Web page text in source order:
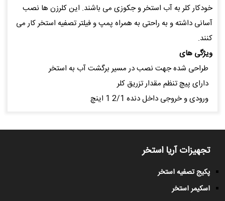
خودکار کلر به آب استخر و جکوزی می باشند. این کلرزن ها نصب
آسانی داشته و به راحتی به همراه پمپ و فیلتر تصفیه استخر کار می
کنند.
ویژگی های
طراحی شده جهت نصب در مسیر برگشت آب به استخر
دارای پیچ تنظم مقدار تزریق کلر
ورودی و خروجی داخل دنده 2/1 1 اینچ
تجهیزات آریا استخر
پکیج تصفیه استخر
اسکیمر استخر